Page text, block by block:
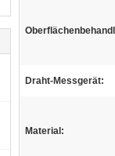
Draht-Messgerät:
Material: